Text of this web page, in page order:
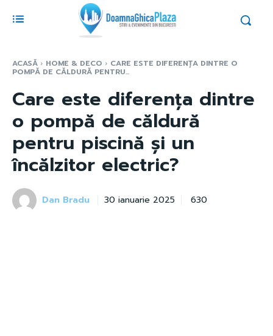
ACASĂ HOME & DECO CARE ESTE DIFERENȚA DINTRE O
POMPĂ DE CĂLDURĂ PENTRU...
Care este diferența dintre
o pompă de căldură
pentru piscină și un
încălzitor electric?
Dan Bradu 30 ianuarie 2025 630